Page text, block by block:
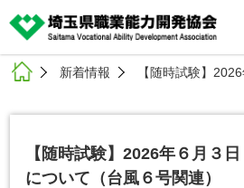
新着情報 【随時試験】
【随時試験】2026年６月３
について（台風６号関連）